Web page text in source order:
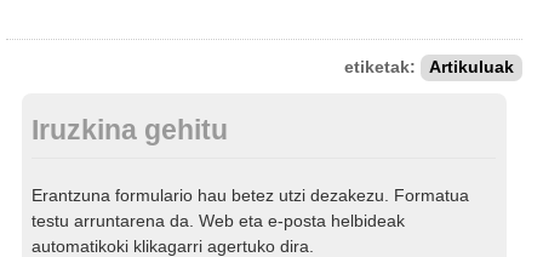
etiketak: Artikuluak
Iruzkina gehitu
Erantzuna formulario hau betez utzi dezakezu. Formatua
testu arruntarena da. Web eta e-posta helbideak
automatikoki klikagarri agertuko dira.